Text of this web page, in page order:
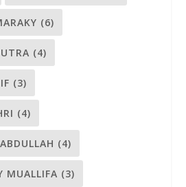
(6)
(4)
(3)
(4)
(4)
MUALLIFA (3)